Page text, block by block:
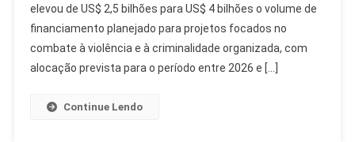
Segurança
Na
América
elevou de US$ 2,5 bilhões para US$ 4 bilhões o volume de
financiamento planejado para projetos focados no
combate à violência e à criminalidade organizada, com
alocação prevista para o período entre 2026 e […]
Continue Lendo